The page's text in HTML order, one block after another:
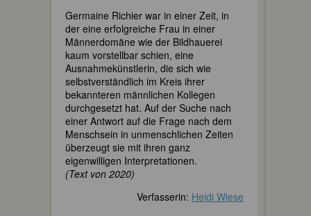
Germaine Richier war in einer Zeit, in
der eine erfolgreiche Frau in einer
Männerdomäne wie der Bildhauerei
kaum vorstellbar schien, eine
Ausnahmekünstlerin, die sich wie
selbstverständlich im Kreis ihrer
bekannteren männlichen Kollegen
durchgesetzt hat. Auf der Suche nach
einer Antwort auf die Frage nach dem
Menschsein in unmenschlichen Zeiten
überzeugt sie mit ihren ganz
eigenwilligen Interpretationen.
(Text von 2020)
Verfasserin: Heidi Wiese